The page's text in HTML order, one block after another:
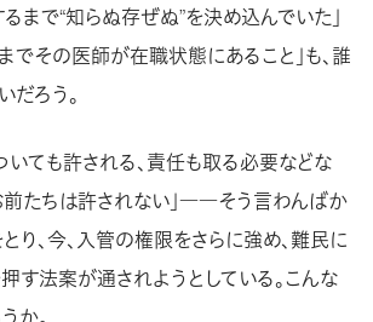
まで“知らぬ存ぜぬ”を決め込んでいた」
でその医師が在職状態にあること」も、誰
だろう。
いても許される、責任も取る必要などな
前たちは許されない」――そう言わんばか
り、今、入管の権限をさらに強め、難民に
押す法案が通されようとしている。こんな